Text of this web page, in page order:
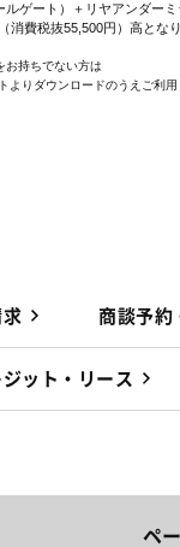
ゲート）＋リヤアンダー
消費税抜55,500円）高とな
持ちでない方は
よりダウンロードのうえご利
求 商談予約
ジット・リース
ペ